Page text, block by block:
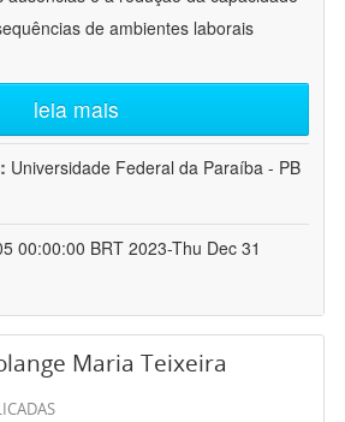
de ambientes laborais
leia mais
Universidade Federal da Paraíba - PB
00:00:00 BRT 2023-Thu Dec 31
Maria Teixeira